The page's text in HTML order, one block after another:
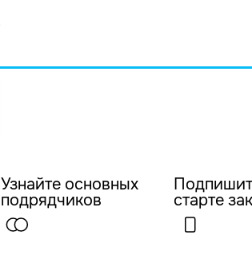
Узнайте основных
подрядчиков
старте